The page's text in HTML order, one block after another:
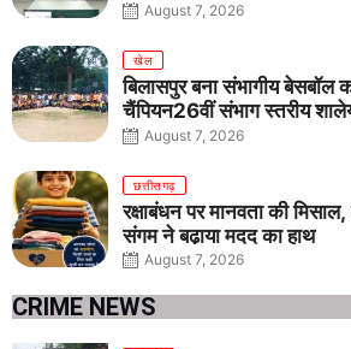
जागरूकता का संकल्प
August 7, 2026
खेल
बिलासपुर बना संभागीय
चैंपियन26वीं संभाग स्तरीय
तीनों आयु वर्गों में शानदार प्रदर्शन
August 7, 2026
छत्तीसगढ़
रक्षाबंधन पर मानवता की
संगम ने बढ़ाया मदद का हाथ
August 7, 2026
CRIME NEWS